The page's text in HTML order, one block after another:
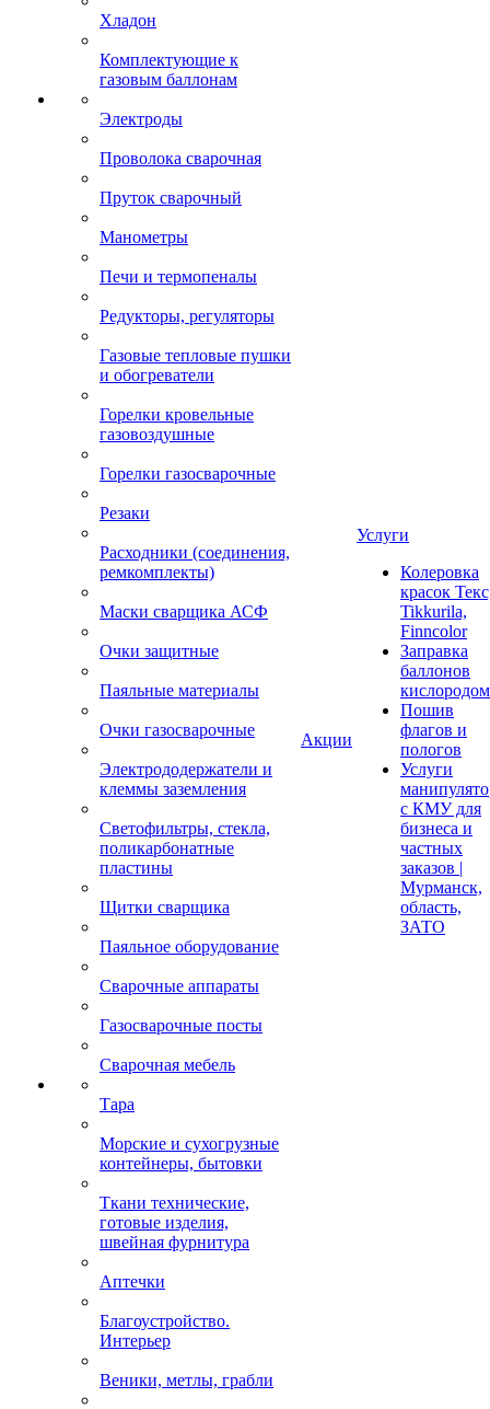
Хладон
Комплектующие к
газовым баллонам
Электроды
Проволока сварочная
Пруток сварочный
Манометры
Печи и термопеналы
Редукторы, регуляторы
Газовые тепловые пушки
и обогреватели
Горелки кровельные
газовоздушные
Горелки газосварочные
Резаки
Расходники (соединения,
ремкомплекты)
Маски сварщика АСФ
Очки защитные
Паяльные материалы
Очки газосварочные
Электрододержатели и
клеммы заземления
Светофильтры, стекла,
поликарбонатные
пластины
Щитки сварщика
Паяльное оборудование
Сварочные аппараты
Газосварочные посты
Сварочная мебель
Тара
Морские и сухогрузные
контейнеры, бытовки
Ткани технические,
готовые изделия,
швейная фурнитура
Аптечки
Благоустройство.
Интерьер
Веники, метлы, грабли
Акции
Услуги
Колеровка
красок
Tikkurila,
Finncolor
Заправка
баллонов
кислородом
Пошив
флагов и
пологов
Услуги
с КМУ для
бизнеса и
частных
заказов |
Мурманск,
область,
ЗАТО